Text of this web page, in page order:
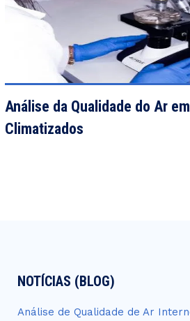
VIEW DETAILS
Análise da Qualidade do Ar
Climatizados
NOTÍCIAS (BLOG)
Análise de Qualidade de Ar